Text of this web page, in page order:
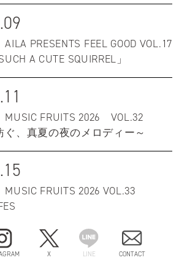
X LINE CONTACT
AILA PRESENTS FEEL GOOD VOL.17
A CUTE SQUIRREL」
MUSIC FRUITS 2026 VOL.32
ぐ、真夏の夜のメロディー～
MUSIC FRUITS 2026 VOL.33